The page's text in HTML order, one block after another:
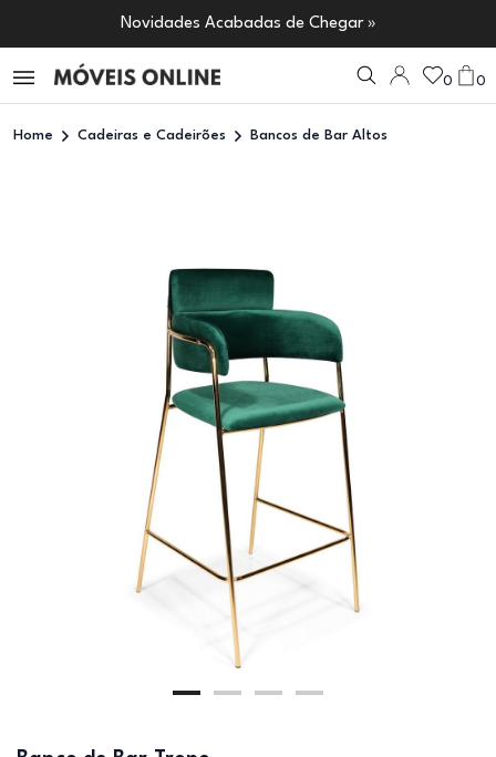
Novidades Acabadas de Chegar »
0 0
Home Cadeiras e Cadeirões Bancos de Bar Altos